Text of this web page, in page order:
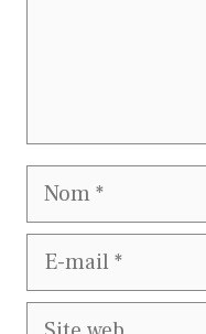
Nom
E-
mail
Site